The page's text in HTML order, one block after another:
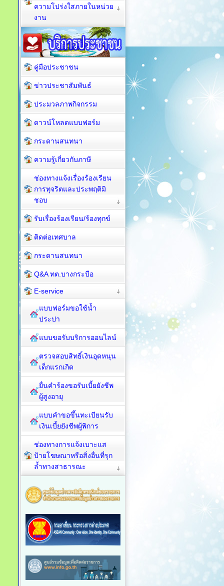
ความโปร่งใสภายในหน่วย
งาน
คู่มือประชาชน
ข่าวประชาสัมพันธ์
ประมวลภาพกิจกรรม
ดาวน์โหลดแบบฟอร์ม
กระดานสนทนา
ความรู้เกี่ยวกับภาษี
ช่องทางแจ้งเรื่องร้องเรียน
การทุจริตและประพฤติมิ
ชอบ
รับเรื่องร้องเรียน/ร้องทุกข์
ติดต่อเทศบาล
กระดานสนทนา
Q&A ทต.บางกระบือ
E-service
แบบฟอร์มขอใช้น้ำ
ประปา
แบบขอรับบริการออนไลน์
ตรวจสอบสิทธิ์เงินอุดหนุน
เด็กแรกเกิด
ยื่นคำร้องขอรับเบี้ยยังชีพ
ผู้สูงอายุ
แบบคำขอขึ้นทะเบียนรับ
เงินเบี้ยยังชีพผู้พิการ
ช่องทางการแจ้งเบาะแส
ป้ายโฆษณาหรือสิ่งอื่นที่รุก
ล้ำทางสาธารณะ